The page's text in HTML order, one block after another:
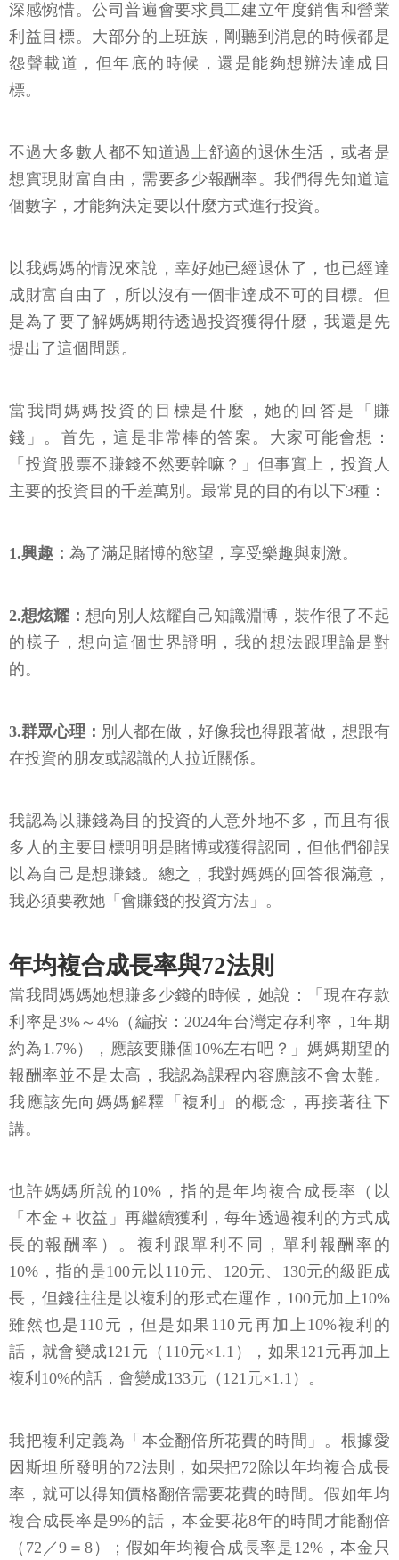
深感惋惜。公司普遍會要求員工建立年度銷售和營業
利益目標。大部分的上班族，剛聽到消息的時候都是
怨聲載道，但年底的時候，還是能夠想辦法達成目
標。
不過大多數人都不知道過上舒適的退休生活，或者是
想實現財富自由，需要多少報酬率。我們得先知道這
個數字，才能夠決定要以什麼方式進行投資。
以我媽媽的情況來說，幸好她已經退休了，也已經達
成財富自由了，所以沒有一個非達成不可的目標。但
是為了要了解媽媽期待透過投資獲得什麼，我還是先
提出了這個問題。
當我問媽媽投資的目標是什麼，她的回答是「賺
錢」。首先，這是非常棒的答案。大家可能會想：
「投資股票不賺錢不然要幹嘛？」但事實上，投資人
主要的投資目的千差萬別。最常見的目的有以下3種：
1.興趣： 為了滿足賭博的慾望，享受樂趣與刺激。
2.想炫耀： 想向別人炫耀自己知識淵博，裝作很了不起
的樣子，想向這個世界證明，我的想法跟理論是對
的。
3.群眾心理： 別人都在做，好像我也得跟著做，想跟有
在投資的朋友或認識的人拉近關係。
我認為以賺錢為目的投資的人意外地不多，而且有很
多人的主要目標明明是賭博或獲得認同，但他們卻誤
以為自己是想賺錢。總之，我對媽媽的回答很滿意，
我必須要教她「會賺錢的投資方法」。
年均複合成長率與72法則
當我問媽媽她想賺多少錢的時候，她說：「現在存款
利率是3%～4%（編按：2024年台灣定存利率，1年期
約為1.7%），應該要賺個10%左右吧？」媽媽期望的
報酬率並不是太高，我認為課程內容應該不會太難。
我應該先向媽媽解釋「複利」的概念，再接著往下
講。
也許媽媽所說的10%，指的是年均複合成長率（以
「本金＋收益」再繼續獲利，每年透過複利的方式成
長的報酬率）。複利跟單利不同，單利報酬率的
10%，指的是100元以110元、120元、130元的級距成
長，但錢往往是以複利的形式在運作，100元加上10%
雖然也是110元，但是如果110元再加上10%複利的
話，就會變成121元（110元×1.1），如果121元再加上
複利10%的話，會變成133元（121元×1.1）。
我把複利定義為「本金翻倍所花費的時間」。根據愛
因斯坦所發明的72法則，如果把72除以年均複合成長
率，就可以得知價格翻倍需要花費的時間。假如年均
複合成長率是9%的話，本金要花8年的時間才能翻倍
（72／9＝8）；假如年均複合成長率是12%，本金只